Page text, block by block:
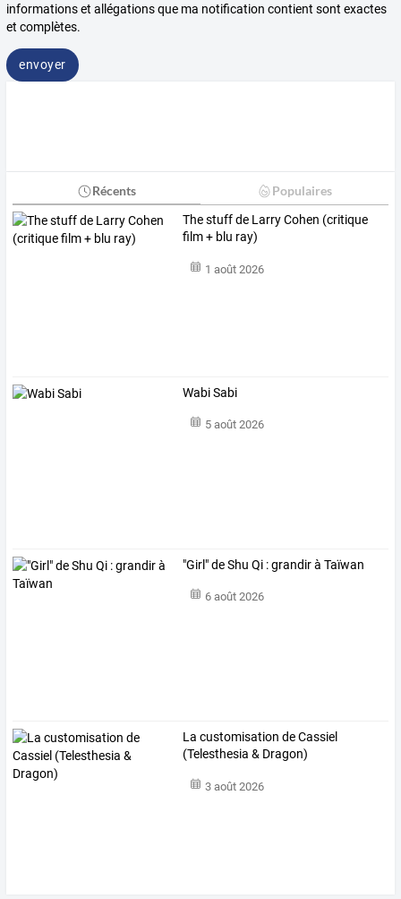
informations et allégations que ma notification contient sont exactes
et complètes.
envoyer
Récents Populaires
The stuff de Larry Cohen (critique
film + blu ray)
1 août 2026
Wabi Sabi
5 août 2026
"Girl" de Shu Qi : grandir à Taïwan
6 août 2026
La customisation de Cassiel
(Telesthesia & Dragon)
3 août 2026